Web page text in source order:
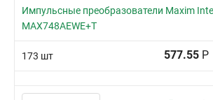
Импульсные преобразователи Maxim
MAX748AEWE+T
173 шт 577.55 Р